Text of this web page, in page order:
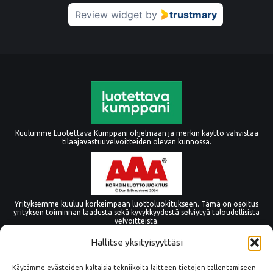
Hallitse yksityisyyttäsi
Käytämme evästeiden kaltaisia tekniikoita laitteen tietojen tallentamiseen
Review widget by trustmary
Kuulumme Luotettava Kumppani ohjelmaan ja merkin käyttö vahvistaa
tilaajavastuuvelvoitteiden olevan kunnossa.
Yrityksemme kuuluu korkeimpaan luottoluokitukseen. Tämä on osoitus
yrityksen toiminnan laadusta sekä kyvykkyydestä selviytyä taloudellisista
velvoitteista.